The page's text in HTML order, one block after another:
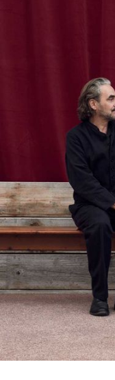
MEDIENSTELLE
IHR ENGAGEMENT
MITGLIED
PARTNER*IN
SPENDEN
DE EN